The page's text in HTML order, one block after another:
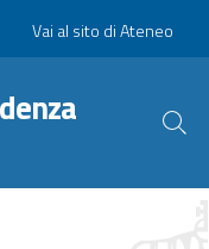
Slim
Vai al sito di Ateneo